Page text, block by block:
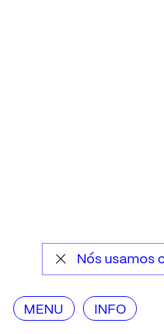
MENU
Nós usamos
INFO